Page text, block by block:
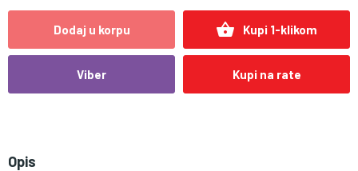
Dodaj u korpu shopping_basket Kupi 1-klikom
Viber Kupi na rate
Opis